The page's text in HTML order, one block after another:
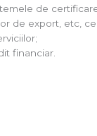
de
de export, etc,
financiar.